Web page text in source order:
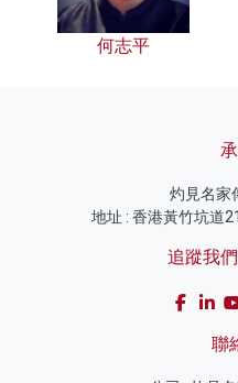
何志平
灼見名家
地址 : 香港黃竹坑道
追蹤我
聯